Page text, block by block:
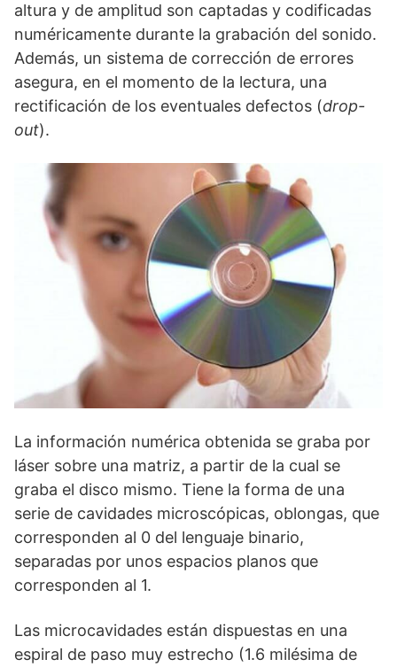
altura y de amplitud son captadas y codificadas
numéricamente durante la grabación del sonido.
Además, un sistema de corrección de errores
asegura, en el momento de la lectura, una
rectificación de los eventuales defectos (drop-
out).
La información numérica obtenida se graba por
láser sobre una matriz, a partir de la cual se
graba el disco mismo. Tiene la forma de una
serie de cavidades microscópicas, oblon­gas, que
corresponden al 0 del lenguaje binario,
separadas por unos espacios planos que
corresponden al 1.
Las microcavidades están dispuestas en una
espiral de paso muy estrecho (1.6 milésima de